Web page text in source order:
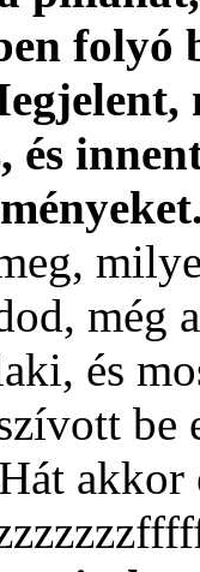
folyó
és
még
és
be